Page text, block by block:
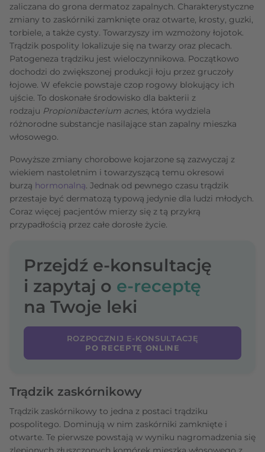
zaliczana do grona dermatoz zapalnych. Charakterystyczne
zmiany to zaskórniki zamknięte oraz otwarte, krosty, guzki,
torbiele, a także cysty. Towarzyszy im wzmożony łojotok.
Trądzik pospolity lokalizuje się na twarzy oraz plecach.
Patogeneza trądziku jest wieloczynnikowa. Początkowo
dochodzi do zwiększonej produkcji łoju przez gruczoły
łojowe. W efekcie powstaje czop rogowy blokujący ich
ujście. To doskonałe środowisko dla bakterii z
rodzaju Propionibacterium acnes, która wydziela
różnorodne substancje nasilające stan zapalny mieszka
włosowego.
Powyższe zmiany chorobowe kojarzone są zazwyczaj z
wiekiem nastoletnim i towarzyszącą temu okresowi
burzą hormonalną. Jednak od pewnego czasu trądzik
przestaje być dermatozą typową jedynie dla ludzi młodych.
Coraz więcej pacjentów mierzy się z tą przykrą
przypadłością przez całe dorosłe życie.
Przejdź e-konsultację
i zapytaj o e-receptę
na Twoje leki
ROZPOCZNIJ E-KONSULTACJĘ
PO RECEPTĘ ONLINE
Trądzik zaskórnikowy
Trądzik zaskórnikowy to jedna z postaci trądziku
pospolitego. Dominują w nim zaskórniki zamknięte i
otwarte. Te pierwsze powstają w wyniku nagromadzenia się